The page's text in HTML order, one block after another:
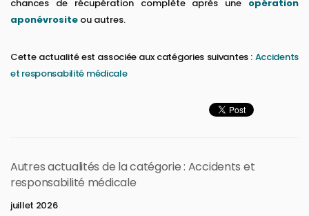
chances de récupération complète après une opération
aponévrosite ou autres.
Cette actualité est associée aux catégories suivantes : Accidents
et responsabilité médicale
Autres actualités de la catégorie : Accidents et
responsabilité médicale
juillet 2026